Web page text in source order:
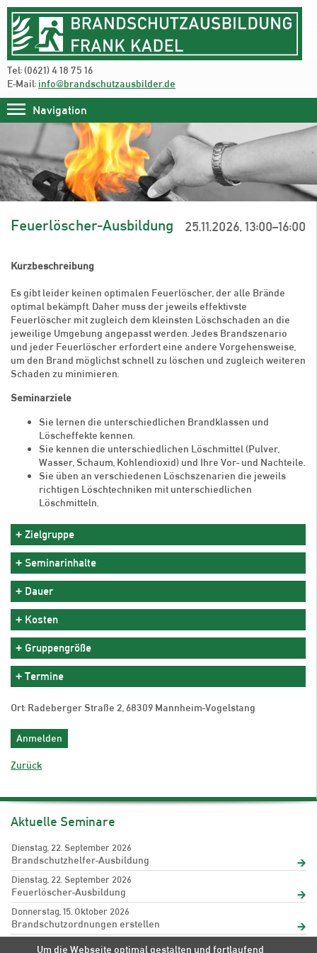
Tel: (0621) 4 18 75 16
E-Mail: info@brandschutzausbilder.de
Navigation
Feuerlöscher-Ausbildung 25.11.2026, 13:00–16:00
Kurzbeschreibung
Es gibt leider keinen optimalen Feuerlöscher, der alle Brände
optimal bekämpft. Daher muss der jeweils effektivste
Feuerlöscher mit zugleich dem kleinsten Löschschaden an die
jeweilige Umgebung angepasst werden. Jedes Brandszenario
und jeder Feuerlöscher erfordert eine andere Vorgehensweise,
um den Brand möglichst schnell zu löschen und zugleich weiteren
Schaden zu minimieren.
Seminarziele
Sie lernen die unterschiedlichen Brandklassen und
Löscheffekte kennen.
Sie kennen die unterschiedlichen Löschmittel (Pulver,
Wasser, Schaum, Kohlendioxid) und Ihre Vor- und Nachteile.
Sie üben an verschiedenen Löschszenarien die jeweils
richtigen Löschtechniken mit unterschiedlichen
Löschmitteln.
Zielgruppe
Seminarinhalte
Dauer
Kosten
Gruppengröße
Termine
Ort: Radeberger Straße 2, 68309 Mannheim-Vogelstang
Anmelden
Zurück
Aktuelle Seminare
Dienstag, 22. September 2026
Brandschutzhelfer-Ausbildung
Dienstag, 22. September 2026
Feuerlöscher-Ausbildung
Donnerstag, 15. Oktober 2026
Brandschutzordnungen erstellen
Um die Webseite optimal gestalten und fortlaufend